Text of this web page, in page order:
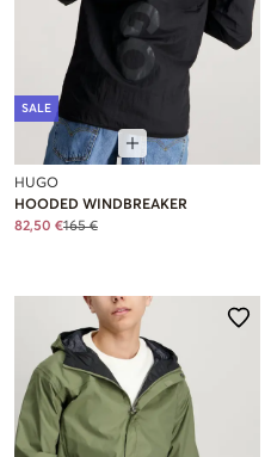
SALE
HUGO
HOODED WINDBREAKER
82,50 €165 €